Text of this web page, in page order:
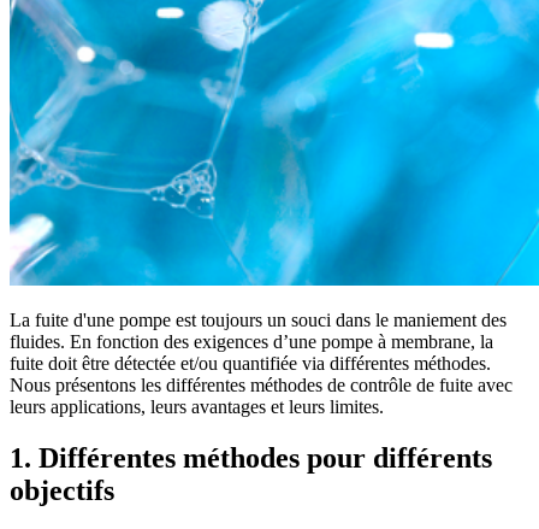
La fuite d'une pompe est toujours un souci dans le maniement des
fluides. En fonction des exigences d’une pompe à membrane, la
fuite doit être détectée et/ou quantifiée via différentes méthodes.
Nous présentons les différentes méthodes de contrôle de fuite avec
leurs applications, leurs avantages et leurs limites.
1. Différentes méthodes pour différents
objectifs